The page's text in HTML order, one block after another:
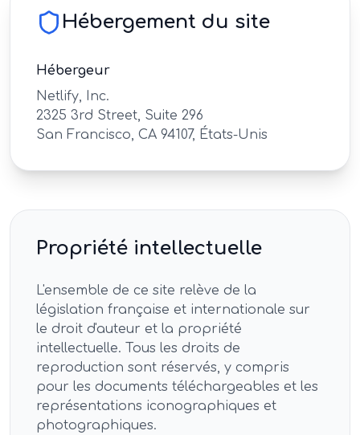
Hébergement du site
Hébergeur
Netlify, Inc.
2325 3rd Street, Suite 296
San Francisco, CA 94107, États-Unis
Propriété intellectuelle
L'ensemble de ce site relève de la
législation française et internationale sur
le droit d'auteur et la propriété
intellectuelle. Tous les droits de
reproduction sont réservés, y compris
pour les documents téléchargeables et les
représentations iconographiques et
photographiques.